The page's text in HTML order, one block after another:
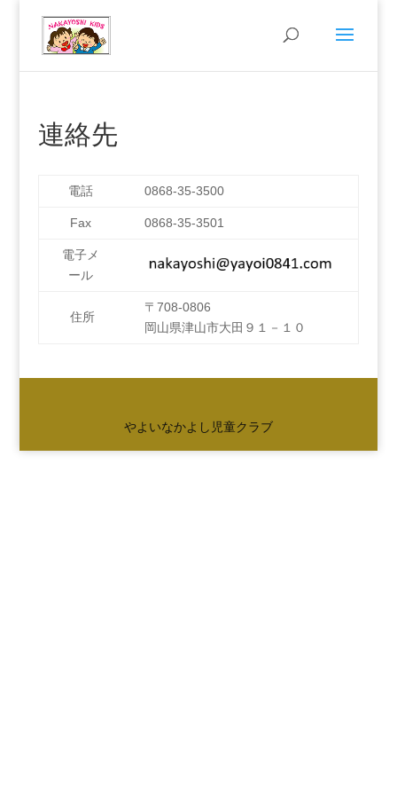
連絡先
電話 0868-35-3500
Fax 0868-35-3501
電子メ
ール
住所
〒708-0806
岡山県津山市大田９１－１０
やよいなかよし児童クラブ